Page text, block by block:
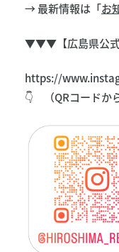
→ 最新情報は「お
▼▼▼【広島県公
https://
👇 （QRコードか